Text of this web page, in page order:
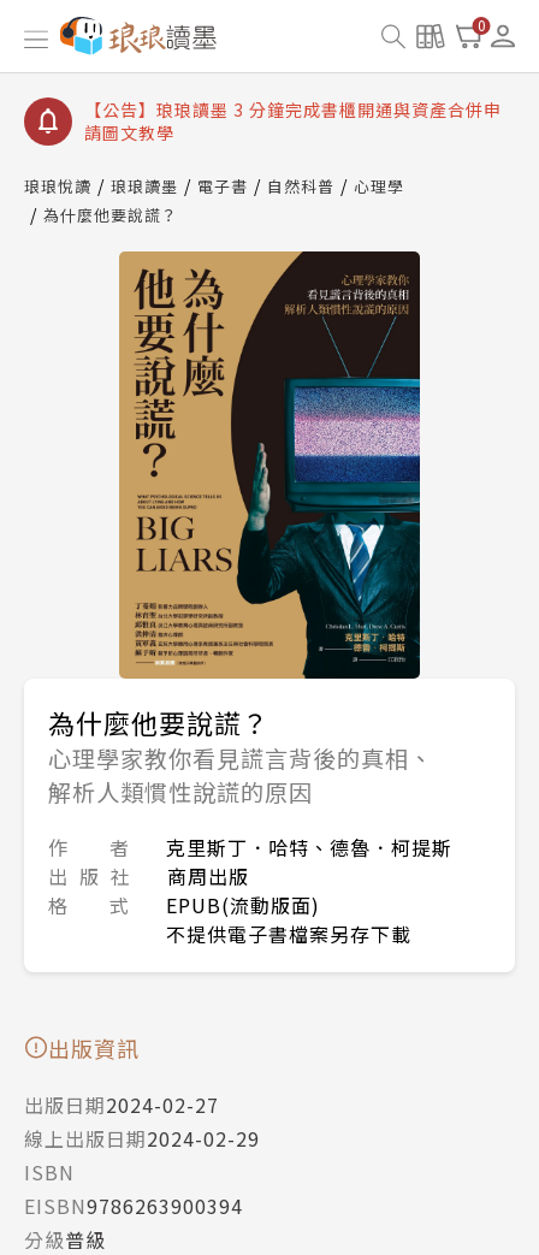
0
【公告】琅琅讀墨數位閱讀資產合併與書櫃開通申請
【公告】琅琅讀墨書櫃開通常見問題
【公告】琅琅讀墨 3 分鐘完成書櫃開通與資產合併申
請圖文教學
查詢
【公告】琅琅讀墨數位閱讀資產合併與書櫃開通申請
琅琅悅讀 琅琅讀墨 電子書 自然科普
心理學
為什麼他要說謊？
為什麼他要說謊？
心理學家教你看見謊言背後的真相、
解析人類慣性說謊的原因
作 者
克里斯丁．哈特、德魯．柯提斯
出 版 社
商周出版
格 式
EPUB(流動版面)
不提供電子書檔案另存下載
出版資訊
出版日期2024-02-27
線上出版日期2024-02-29
ISBN
EISBN9786263900394
分級普級